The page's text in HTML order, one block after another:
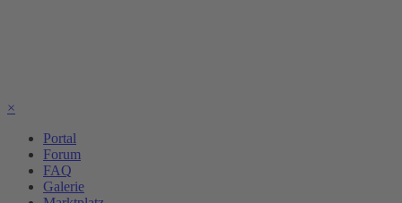
×
Portal
Forum
FAQ
Galerie